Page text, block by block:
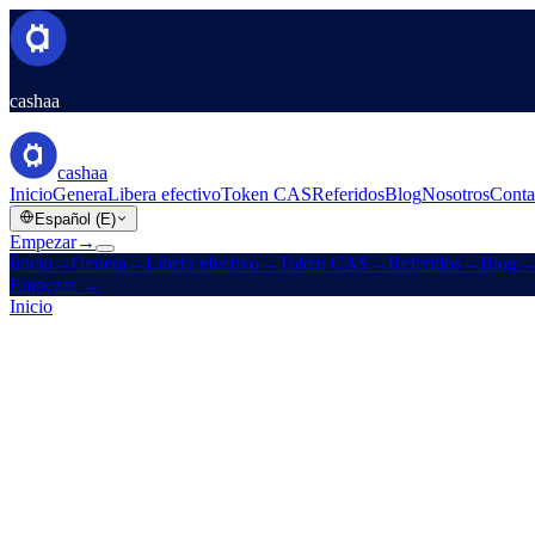
cashaa
cashaa
InicioGeneraLibera efectivoToken CASReferidosBlogNosotros
Español (E)
Empezar→
Inicio→Genera →Libera efectivo→Token CAS →Referidos→Blog→
Empezar→
Inicio